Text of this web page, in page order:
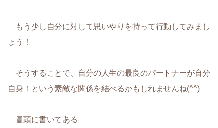
もう少し自分に対して思いやりを持って行動してみまし
ょう！
そうすることで、自分の人生の最良のパートナーが自分
自身！という素敵な関係を結べるかもしれませんね(^^)
冒頭に書いてある